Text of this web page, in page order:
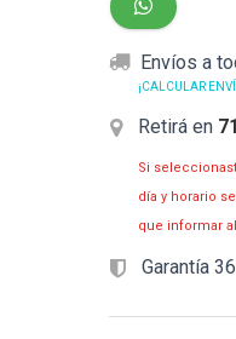
Envíos a
¡CALCULAR
Retirá en
Si
día y horario
que informar al
Garantía